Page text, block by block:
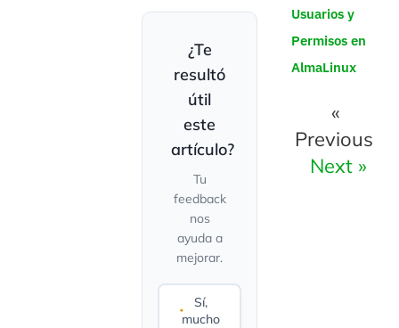
¿Te
resultó
útil
este
artículo?
Tu
feedback
nos
ayuda a
mejorar.
Sí,
mucho
Usuarios y
Permisos en
AlmaLinux
«
Previous
Next »